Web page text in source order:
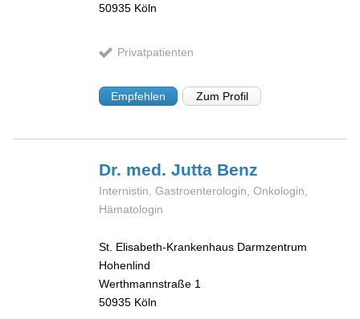
50935 Köln
Privatpatienten
Empfehlen Zum Profil
Dr. med. Jutta Benz
Internistin, Gastroenterologin, Onkologin,
Hämatologin
St. Elisabeth-Krankenhaus Darmzentrum
Hohenlind
Werthmannstraße 1
50935 Köln